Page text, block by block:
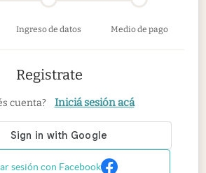
Ingreso de datos Medio de pago
Registrate
cuenta? Iniciá sesión acá
sesión con Facebook